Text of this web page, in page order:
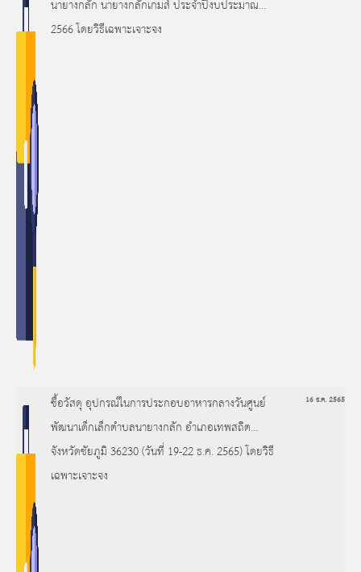
นายางกลัก นายางกลักเกมส์ ประจำปีงบประมาณ
2566 โดยวิธีเฉพาะเจาะจง
ซื้อวัสดุ อุปกรณ์ในการประกอบอาหารกลางวันศูนย์
พัฒนาเด็กเล็กตำบลนายางกลัก อำเภอเทพสถิต
จังหวัดชัยภูมิ 36230 (วันที่ 19-22 ธ.ค. 2565) โดยวิธี
เฉพาะเจาะจง
16 ธ.ค. 2565